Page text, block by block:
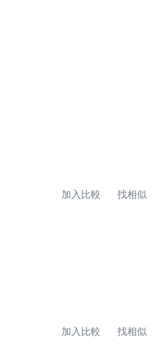
加入比較 找相似
加入比較 找相似